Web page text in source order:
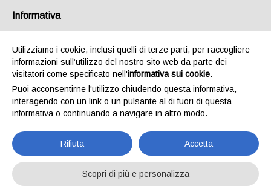
Libro
Home Libro
Volare. Dalla strada allo
spazio.
Informativa
Utilizziamo i cookie, inclusi quelli di terze parti, per raccogliere
informazioni sull’utilizzo del nostro sito web da parte dei
visitatori come specificato nell'informativa sui cookie.
Puoi acconsentirne l'utilizzo chiudendo questa informativa,
interagendo con un link o un pulsante al di fuori di questa
informativa o continuando a navigare in altro modo.
Rifiuta Accetta
Scopri di più e personalizza